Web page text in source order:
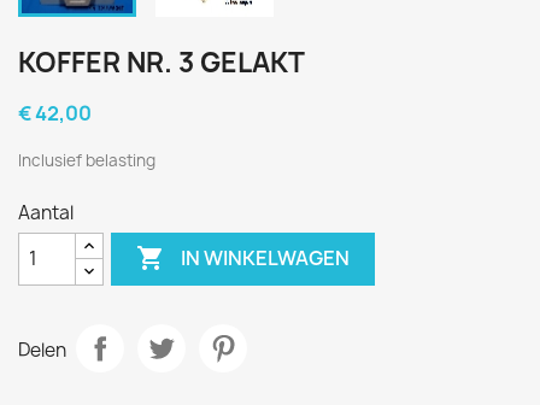
KOFFER NR. 3 GELAKT
€ 42,00
Inclusief belasting
Aantal
 IN WINKELWAGEN
Delen